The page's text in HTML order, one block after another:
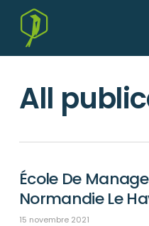
main
All
École De
Normandie Le
15 novembre 2021